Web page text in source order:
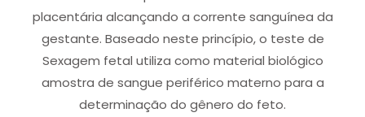
placentária alcançando a corrente sanguínea da
gestante. Baseado neste princípio, o teste de
Sexagem fetal utiliza como material biológico
amostra de sangue periférico materno para a
determinação do gênero do feto.